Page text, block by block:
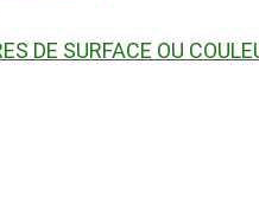
DE SURFACE OU